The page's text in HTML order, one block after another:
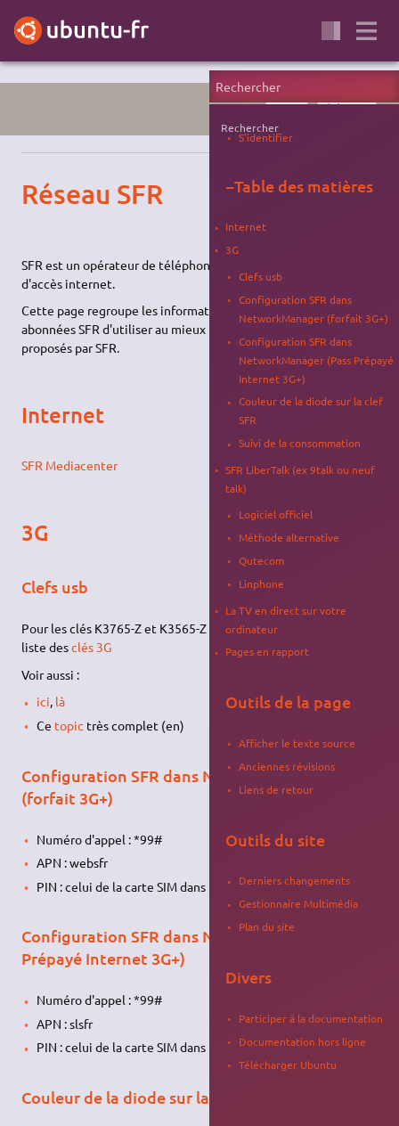
PORTAIL TÉLÉPHONIE
Réseau SFR
SFR est un opérateur de téléphonie mobile et un fournisseur
d'accès internet.
Cette page regroupe les informations permettant aux
abonnées SFR d'utiliser au mieux le matériel et les services
proposés par SFR.
Internet
SFR Mediacenter
3G
Clefs usb
Pour les clés K3765-Z et K3565-Z et avec l'ID 19d2:2003 voir la
liste desclés 3G
Voir aussi :
ici, là
Ce topic très complet (en)
Configuration SFR dans NetworkManager
(forfait 3G+)
Numéro d'appel : *99#
APN : websfr
PIN : celui de la carte SIM dans le lecteur
Configuration SFR dans NetworkManager (Pass
Prépayé Internet 3G+)
Numéro d'appel : *99#
APN : slsfr
PIN : celui de la carte SIM dans le lecteur
Couleur de la diode sur la clef SFR
Rechercher
S'identifier
−Table des matières
Internet
3G
Clefs usb
Configuration SFR dans
NetworkManager (forfait 3G+)
Configuration SFR dans
NetworkManager (Pass Prépayé
Internet 3G+)
Couleur de la diode sur la clef
SFR
Suivi de la consommation
SFR LiberTalk (ex 9talk ou neuf
talk)
Logiciel officiel
Méthode alternative
Qutecom
Linphone
La TV en direct sur votre
ordinateur
Pages en rapport
Outils de la page
Afficher le texte source
Anciennes révisions
Liens de retour
Outils du site
Derniers changements
Gestionnaire Multimédia
Plan du site
Divers
Participer à la documentation
Documentation hors ligne
Télécharger Ubuntu